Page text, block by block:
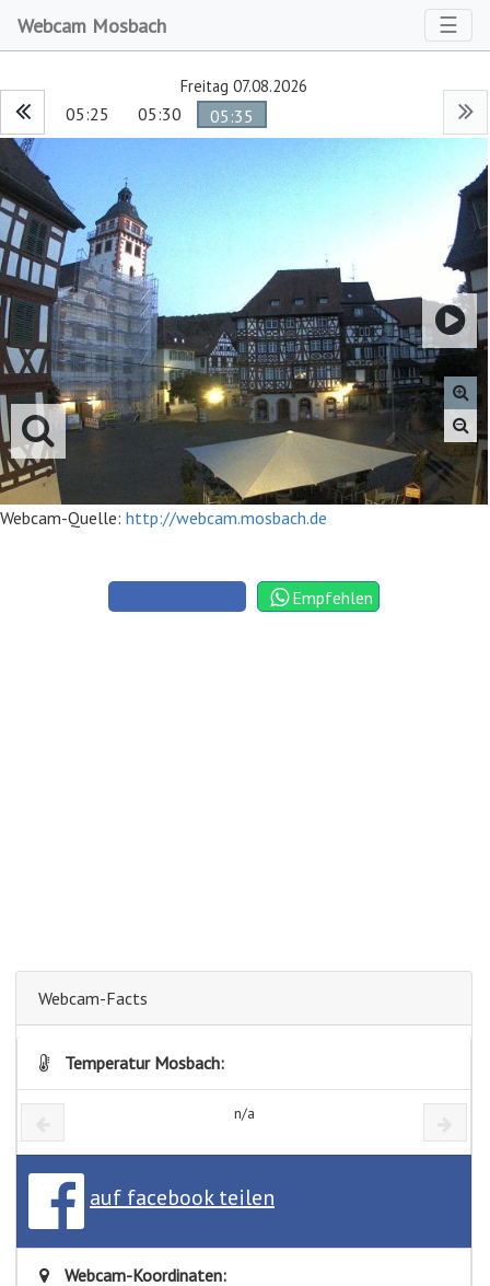
Webcam Mosbach ☰
Freitag 07.08.2026
05:25 05:30 05:35
Webcam-Quelle: http://webcam.mosbach.de
Empfehlen
Webcam-Facts
Temperatur Mosbach:
n/a
auf facebook teilen
Webcam-Koordinaten: